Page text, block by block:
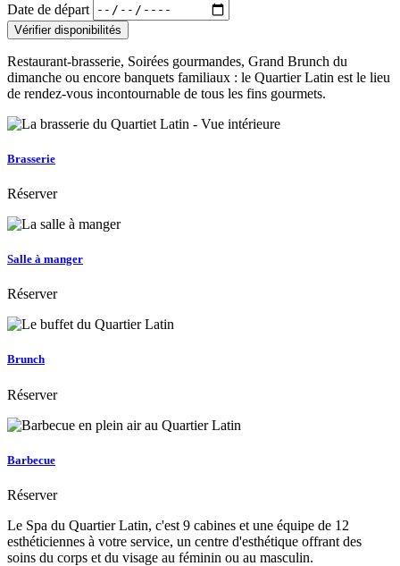
Date de départ
Restaurant-brasserie, Soirées gourmandes, Grand Brunch du
dimanche ou encore banquets familiaux : le Quartier Latin est le lieu
de rendez-vous incontournable de tous les fins gourmets.
Brasserie
Réserver
Salle à manger
Réserver
Brunch
Réserver
Barbecue
Réserver
Le Spa du Quartier Latin, c'est 9 cabines et une équipe de 12
esthéticiennes à votre service, un centre d'esthétique offrant des
soins du corps et du visage au féminin ou au masculin.